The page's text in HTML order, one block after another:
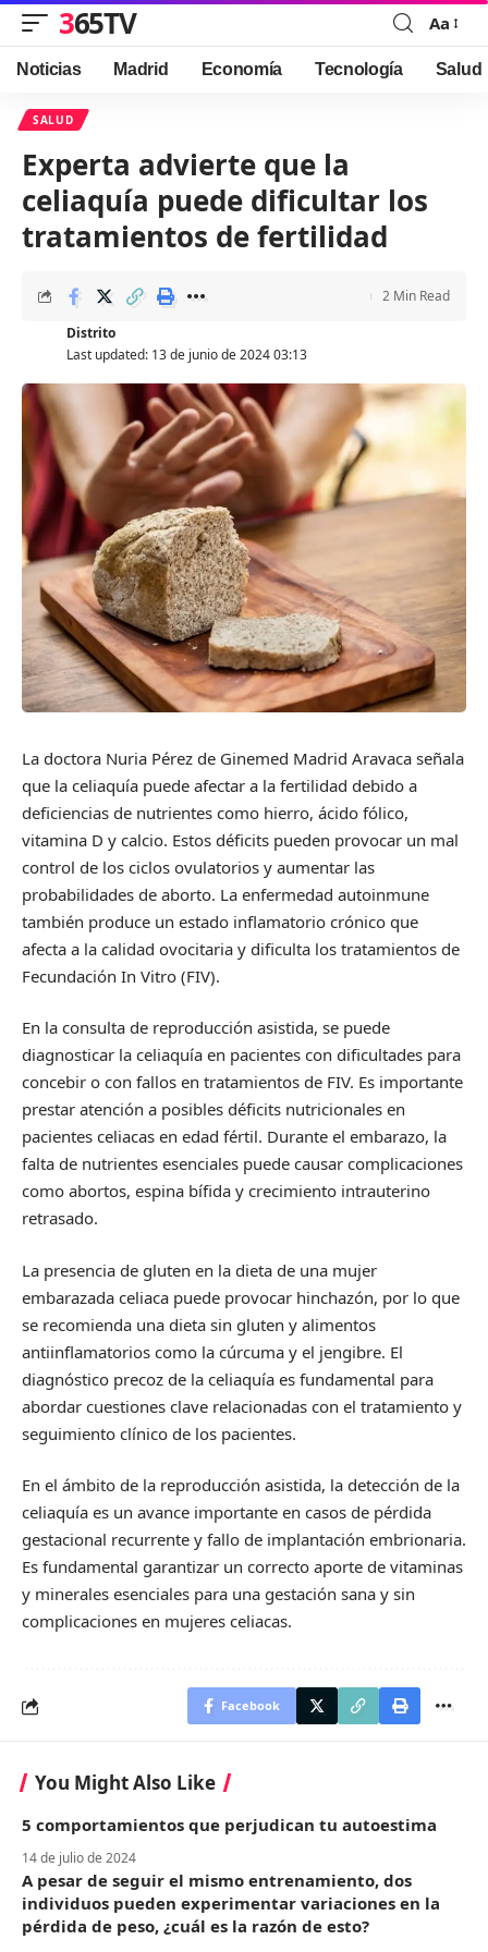
365TV
Font
Resizer
Aa
Noticias Madrid Economía Tecnología Salud
SALUD
Experta advierte que la
celiaquía puede dificultar los
tratamientos de fertilidad
Last updated: 13 de junio de 2024 03:13
Distrito
2 Min Read
La doctora Nuria Pérez de Ginemed Madrid Aravaca señala
que la celiaquía puede afectar a la fertilidad debido a
deficiencias de nutrientes como hierro, ácido fólico,
vitamina D y calcio. Estos déficits pueden provocar un mal
control de los ciclos ovulatorios y aumentar las
probabilidades de aborto. La enfermedad autoinmune
también produce un estado inflamatorio crónico que
afecta a la calidad ovocitaria y dificulta los tratamientos de
Fecundación In Vitro (FIV).
En la consulta de reproducción asistida, se puede
diagnosticar la celiaquía en pacientes con dificultades para
concebir o con fallos en tratamientos de FIV. Es importante
prestar atención a posibles déficits nutricionales en
pacientes celiacas en edad fértil. Durante el embarazo, la
falta de nutrientes esenciales puede causar complicaciones
como abortos, espina bífida y crecimiento intrauterino
retrasado.
La presencia de gluten en la dieta de una mujer
embarazada celiaca puede provocar hinchazón, por lo que
se recomienda una dieta sin gluten y alimentos
antiinflamatorios como la cúrcuma y el jengibre. El
diagnóstico precoz de la celiaquía es fundamental para
abordar cuestiones clave relacionadas con el tratamiento y
seguimiento clínico de los pacientes.
En el ámbito de la reproducción asistida, la detección de la
celiaquía es un avance importante en casos de pérdida
gestacional recurrente y fallo de implantación embrionaria.
Es fundamental garantizar un correcto aporte de vitaminas
y minerales esenciales para una gestación sana y sin
complicaciones en mujeres celiacas.
Facebook
You Might Also Like
5 comportamientos que perjudican tu autoestima
14 de julio de 2024
A pesar de seguir el mismo entrenamiento, dos
individuos pueden experimentar variaciones en la
pérdida de peso, ¿cuál es la razón de esto?